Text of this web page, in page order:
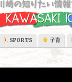
SPORTS 子育